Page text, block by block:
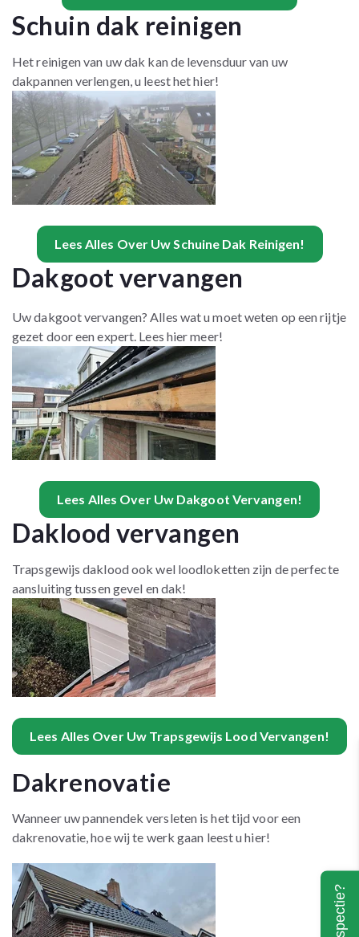
Schuin dak reinigen
Het reinigen van uw dak kan de levensduur van uw
dakpannen verlengen, u leest het hier!
Lees Alles Over Uw Schuine Dak Reinigen!
Dakgoot vervangen
Uw dakgoot vervangen? Alles wat u moet weten op een rijtje
gezet door een expert. Lees hier meer!
Lees Alles Over Uw Dakgoot Vervangen!
Daklood vervangen
Trapsgewijs daklood ook wel loodloketten zijn de perfecte
aansluiting tussen gevel en dak!
Lees Alles Over Uw Trapsgewijs Lood Vervangen!
Dakrenovatie
Wanneer uw pannendek versleten is het tijd voor een
dakrenovatie, hoe wij te werk gaan leest u hier!